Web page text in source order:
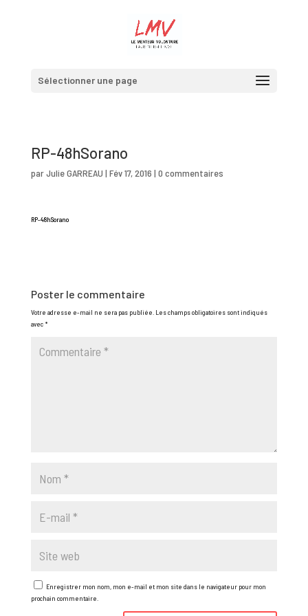
Sélectionner une page
RP-48hSorano
parJulie GARREAU | Fév 17, 2016 | 0 commentaires
RP-48hSorano
Poster le commentaire
Votre adresse e-mail ne sera pas publiée. Les champs obligatoires sont indiqués
avec*
Enregistrer mon nom, mon e-mail et mon site dans le navigateur pour mon
prochain commentaire.